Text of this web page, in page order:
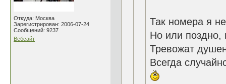
Откуда: Москва
Зарегистрирован: 2006-07-24
Сообщений: 9237
Вебсайт
Так номера я
Но или поздно,
Тревожат
Всегда